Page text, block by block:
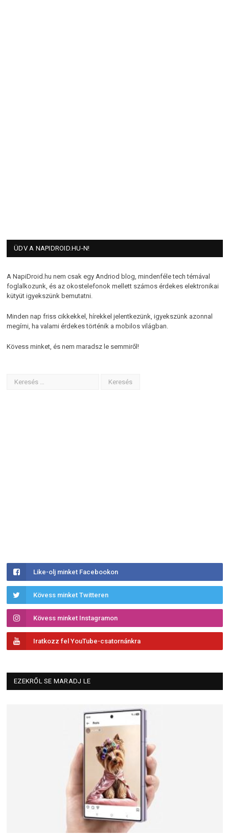
ÜDV A NAPIDROID.HU-N!
A NapiDroid.hu nem csak egy Andriod blog, mindenféle tech témával
foglalkozunk, és az okostelefonok mellett számos érdekes elektronikai
kütyüt igyekszünk bemutatni.
Minden nap friss cikkekkel, hírekkel jelentkezünk, igyekszünk azonnal
megírni, ha valami érdekes történik a mobilos világban.
Kövess minket, és nem maradsz le semmiről!
Like-olj minket Facebookon
Kövess minket Twitteren
Kövess minket Instagramon
Iratkozz fel YouTube-csatornánkra
EZEKRŐL SE MARADJ LE